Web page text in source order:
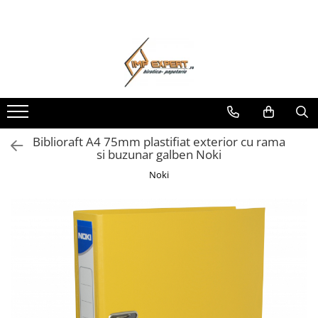
ORGANIZARE & ARHIVARE
BIBLIORAFTURI & CAIETE MECANICE
ACCESORII ARHIVARE
SEPARATOARE
CUTII DE ARHIVARE
DOSARE DIN PLASTIC & CARTON
MAPE DE BIROU
CLIPBOARD-URI
ARTICOLE DIN HARTIE
HARTIE PENTRU COPIATOR SI
Biblioraft A4 75mm plastifiat exterior cu rama
si buzunar galben Noki
Noki